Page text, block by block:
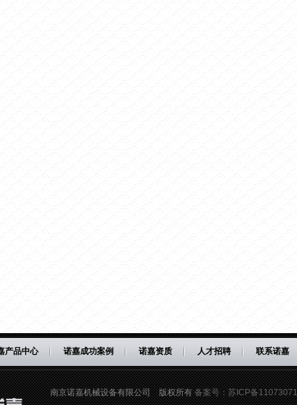
产品中心 诺嘉成功案例 诺嘉资质 人才招聘 联系诺嘉
南京诺嘉机械设备有限公司 版权所有备案号：苏ICP备